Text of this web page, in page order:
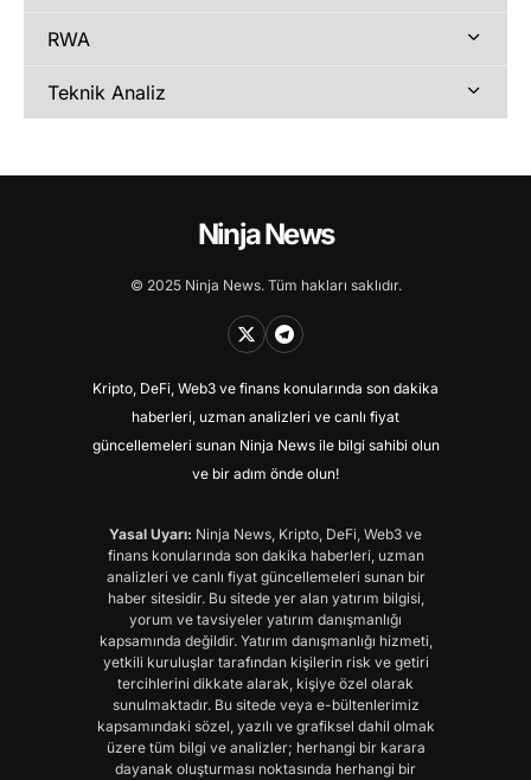
RWA
Teknik Analiz
Ninja News
© 2025 Ninja News. Tüm hakları saklıdır.
Kripto, DeFi, Web3 ve finans konularında son dakika
haberleri, uzman analizleri ve canlı fiyat
güncellemeleri sunan Ninja News ile bilgi sahibi olun
ve bir adım önde olun!
Yasal Uyarı: Ninja News, Kripto, DeFi, Web3 ve
finans konularında son dakika haberleri, uzman
analizleri ve canlı fiyat güncellemeleri sunan bir
haber sitesidir. Bu sitede yer alan yatırım bilgisi,
yorum ve tavsiyeler yatırım danışmanlığı
kapsamında değildir. Yatırım danışmanlığı hizmeti,
yetkili kuruluşlar tarafından kişilerin risk ve getiri
tercihlerini dikkate alarak, kişiye özel olarak
sunulmaktadır. Bu sitede veya e-bültenlerimiz
kapsamındaki sözel, yazılı ve grafiksel dahil olmak
üzere tüm bilgi ve analizler; herhangi bir karara
dayanak oluşturması noktasında herhangi bir